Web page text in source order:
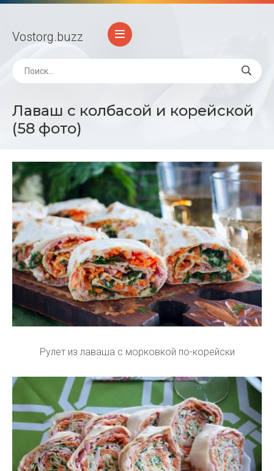
Vostorg.buzz
Лаваш с колбасой и корейской
(58 фото)
Рулет из лаваша с морковкой по-корейски